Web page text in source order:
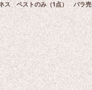
ベストのみ（1点） バラ売